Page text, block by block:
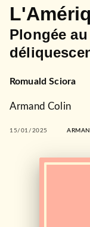
Plongée
Romuald Sciora
Armand Colin
15/01/2025